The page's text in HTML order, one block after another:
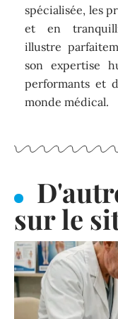
spécialisée, les
et en
illustre
son expertise
performants et
monde médical.
sur le